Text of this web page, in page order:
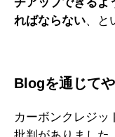
ればならない、と
Blogを通じて
カーボンクレジッ